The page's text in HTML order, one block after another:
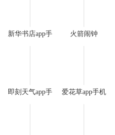
新华书店app手
火箭闹钟
即刻天气app手
爱花草app手机